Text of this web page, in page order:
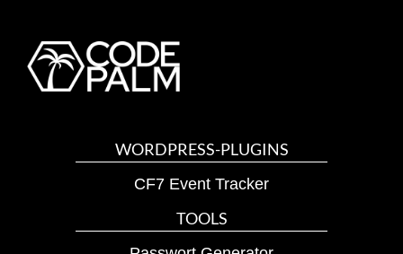
WORDPRESS-PLUGINS
CF7 Event Tracker
TOOLS